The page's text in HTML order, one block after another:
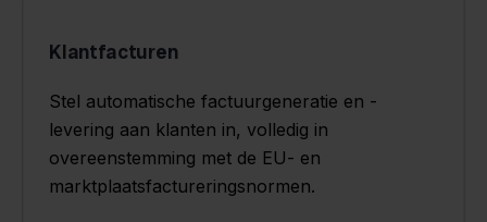
Klantfacturen
Stel automatische factuurgeneratie en -
levering aan klanten in, volledig in
overeenstemming met de EU- en
marktplaatsfactureringsnormen.